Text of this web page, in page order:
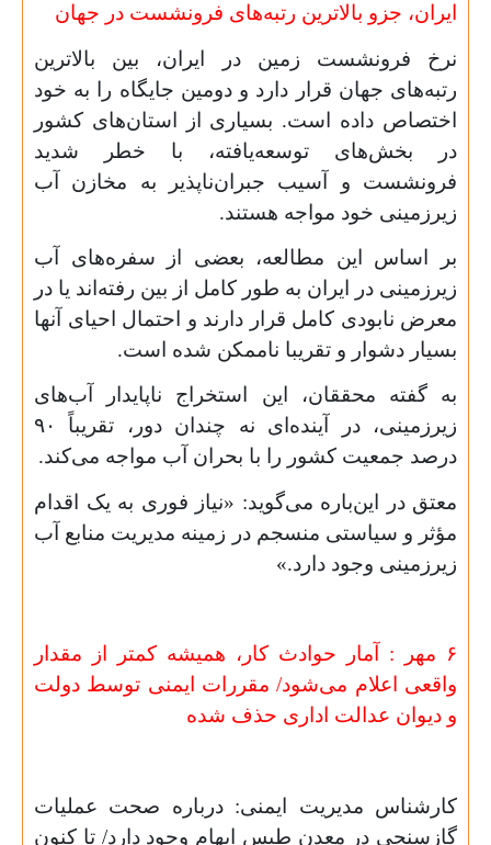
ایران، جزو بالاترین رتبه‌های فرونشست در جهان
نرخ فرونشست زمین در ایران، بین بالاترین
رتبه‌های جهان قرار دارد و دومین جایگاه را به خود
اختصاص داده است. بسیاری از استان‌های کشور
در بخش‌های توسعه‌یافته، با خطر شدید
فرونشست و آسیب جبران‌ناپذیر به مخازن آب
زیرزمینی خود مواجه هستند.
بر اساس این مطالعه، بعضی از سفرههای آب
زیرزمینی در ایران به طور کامل از بین رفته‌اند یا در
معرض نابودی کامل قرار دارند و احتمال احیای آنها
بسیار دشوار و تقریبا ناممکن شده است.
به گفته محققان، این استخراج ناپایدار آب‌های
زیرزمینی، در آینده‌ای نه چندان دور، تقریباً
۹۰
درصد جمعیت کشور را با بحران آب مواجه می‌کند.
معتق در این‌باره می‌گوید: «نیاز فوری به یک اقدام
مؤثر و سیاستی منسجم در زمینه مدیریت منابع آب
زیرزمینی وجود دارد.»
۶ مهر : آمار حوادث کار، همیشه کمتر از مقدار
واقعی اعلام می‌شود/ مقررات ایمنی توسط دولت
و دیوان عدالت اداری حذف شده
کارشناس مدیریت ایمنی: درباره صحت عملیات
گازسنجی در معدن طبس ابهام وجود دارد/ تا کنون